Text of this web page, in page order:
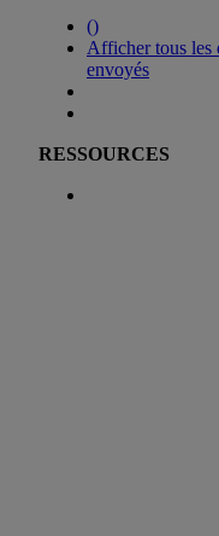
()
Afficher tous les
envoyés
RESSOURCES